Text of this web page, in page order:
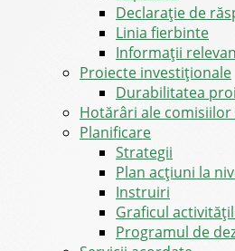
Declarație de
Linia fierbinte
Informații
Proiecte investiționale
Durabilitatea
Hotărâri ale
Planificare
Strategii
Plan acțiuni la
Instruiri
Graficul
Programul de